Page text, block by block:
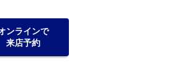
ンラインで
来店予約